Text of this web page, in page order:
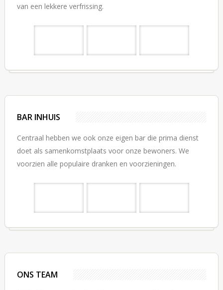
van een lekkere verfrissing.
BAR INHUIS
Centraal hebben we ook onze eigen bar die prima dienst
doet als samenkomstplaats voor onze bewoners. We
voorzien alle populaire dranken en voorzieningen.
ONS TEAM